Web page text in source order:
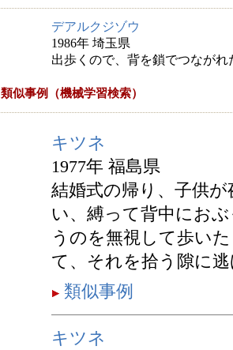
デアルクジゾウ
1986年 埼玉県
出歩くので、背を鎖でつながれ
類似事例（機械学習検索）
キツネ
1977年 福島県
結婚式の帰り、子供
い、縛って背中にお
うのを無視して歩い
て、それを拾う隙に
類似事例
キツネ